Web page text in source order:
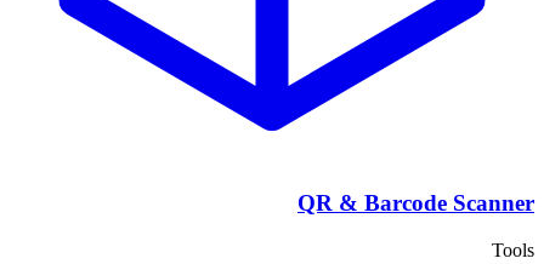
QR & Barcode Scanner
Tools